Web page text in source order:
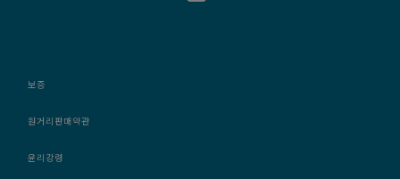
보증
원거리판매약관
윤리강령